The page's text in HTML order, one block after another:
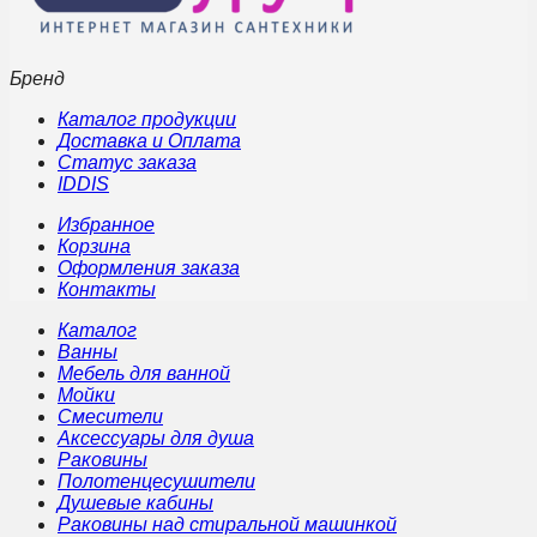
Бренд
Каталог продукции
Доставка и Оплата
Статус заказа
IDDIS
Избранное
Корзина
Оформления заказа
Контакты
Каталог
Ванны
Мебель для ванной
Мойки
Смесители
Аксессуары для душа
Раковины
Полотенцесушители
Душевые кабины
Раковины над стиральной машинкой